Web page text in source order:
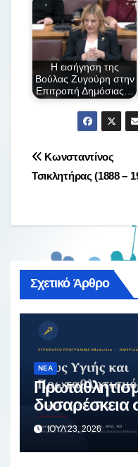
Η εισήγηση της
Βούλας Ζυγούρη στην
Επιτροπή Δημόσιας…
Πλοήγηση
άρθρων
Κωνσταντίνος
Τσικλητήρας (1888 –
Σχετικό Άρθρο
ΝΈΑ
δυσαρέσκεια
ανθεκτικότητα
ΙΟΎΛ 23, 2026